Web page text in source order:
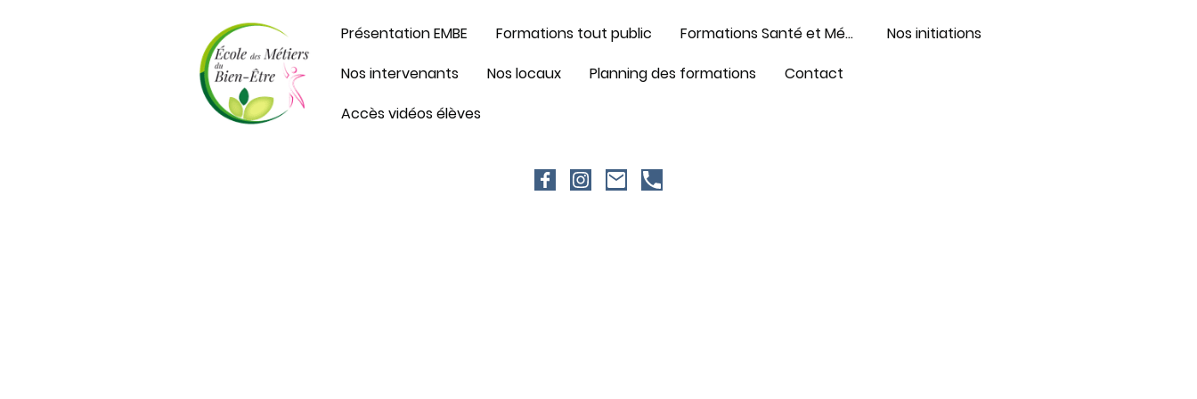
Présentation EMBE Formations tout public Formations Santé et Médico-social
Nos initiations
Nos intervenants
Nos locaux Planning des formations
Contact
Accès vidéos élèves